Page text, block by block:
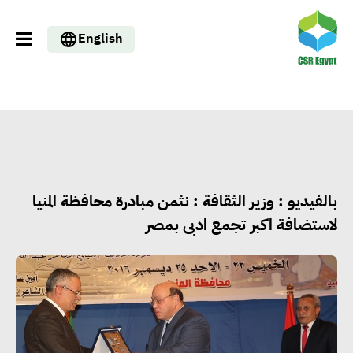
English
بالفيديو : وزير الثقافة : نثمن مبادرة محافظة المنيا
لاستضافة اكبر تجمع ادبى بمصر
وزيرا التخطيط والبترول يبحثان
تعزيز أمن الطاقة وزيادة الإنتاج